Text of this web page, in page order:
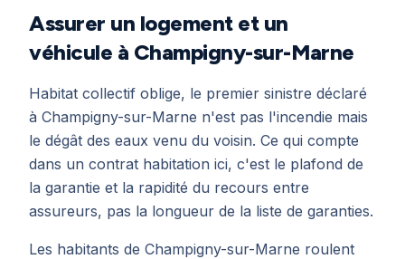
Assurer un logement et un
véhicule à Champigny-sur-Marne
Habitat collectif oblige, le premier sinistre déclaré
à Champigny-sur-Marne n'est pas l'incendie mais
le dégât des eaux venu du voisin. Ce qui compte
dans un contrat habitation ici, c'est le plafond de
la garantie et la rapidité du recours entre
assureurs, pas la longueur de la liste de garanties.
Les habitants de Champigny-sur-Marne roulent